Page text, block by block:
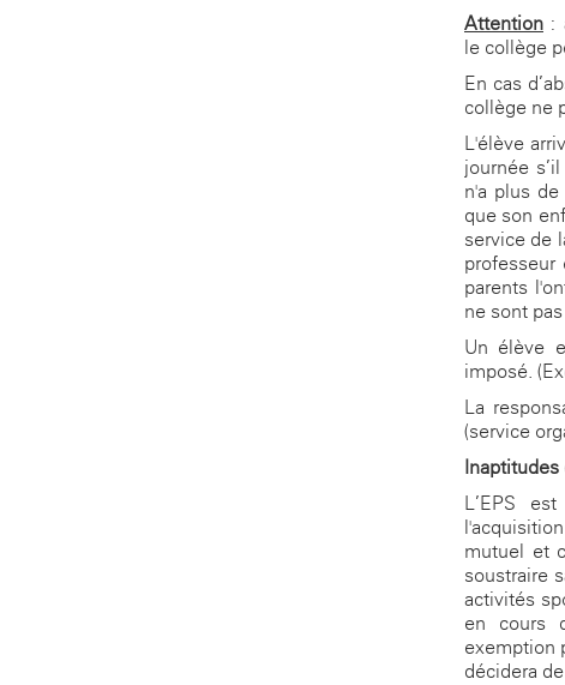
Attention :
le collège
En cas
collège ne
L'élève
journée
n'a plus
que son
service de
parents
ne sont
Un élève
imposé.
La
(service
Inaptitudes
L’EPS
mutuel et
soustraire
activités
en cours
exemption
décidera